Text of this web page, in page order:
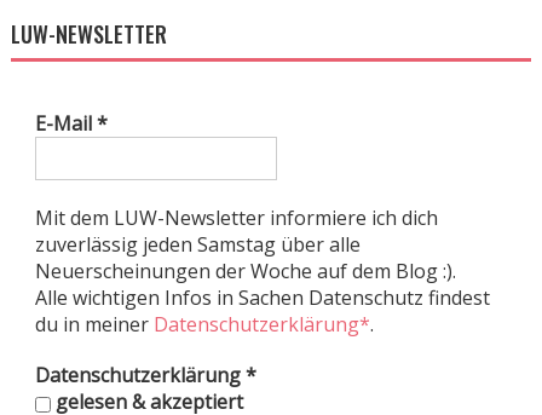
LUW-NEWSLETTER
E-Mail*
Mit dem LUW-Newsletter informiere ich dich
zuverlässig jeden Samstag über alle
Neuerscheinungen der Woche auf dem Blog :).
Alle wichtigen Infos in Sachen Datenschutz findest
du in meiner Datenschutzerklärung*.
Datenschutzerklärung*
gelesen & akzeptiert